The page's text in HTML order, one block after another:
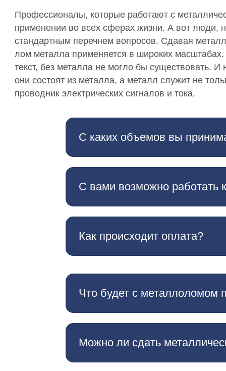
Профессионалы, которые работают с
применении во всех сферах жизни. А вот люди,
стандартным перечнем вопросов. Сдавая
лом металла применяется в широких масштабах.
текст, без металла не могло бы существовать.
они состоят из металла, а металл служит не
проводник электрических сигналов и тока.
С каких объемов вы
С вами возможно работать
Как происходит оплата?
Что будет с металлоломом
Можно ли сдать